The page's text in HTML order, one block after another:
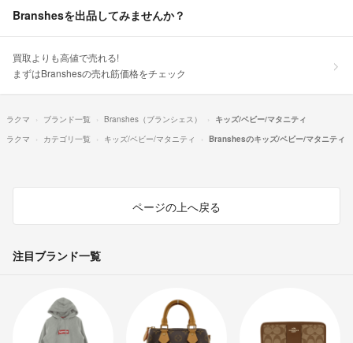
Branshesを出品してみませんか？
買取よりも高値で売れる!
まずはBranshesの売れ筋価格をチェック
ラクマ ブランド一覧 Branshes（ブランシェス）
キッズ/ベビー/マタニティ
ラクマ
カテゴリ一覧 キッズ/ベビー/マタニティ Branshesのキッズ/ベビー/マタニティ
ページの上へ戻る
注目ブランド一覧